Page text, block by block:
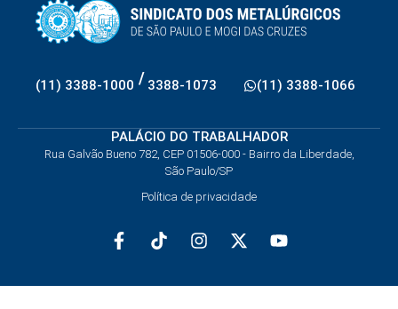
(11) 3388-1000 / 3388-1073 (11) 3388-1066
PALÁCIO DO TRABALHADOR
Rua Galvão Bueno 782, CEP 01506-000 - Bairro da Liberdade,
São Paulo/SP
Política de privacidade